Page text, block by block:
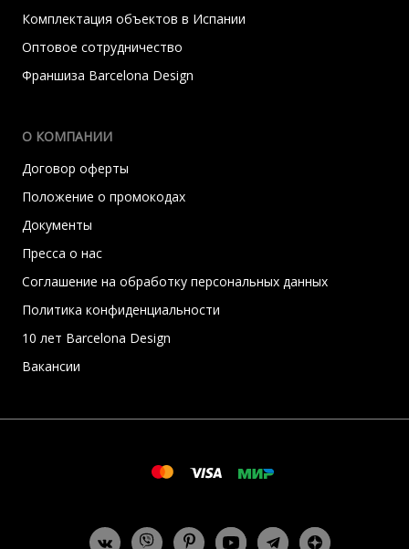
Комплектация объектов в Испании
Оптовое сотрудничество
Франшиза Barcelona Design
О КОМПАНИИ
Договор оферты
Положение о промокодах
Документы
Пресса о нас
Соглашение на обработку персональных данных
Политика конфиденциальности
10 лет Barcelona Design
Вакансии